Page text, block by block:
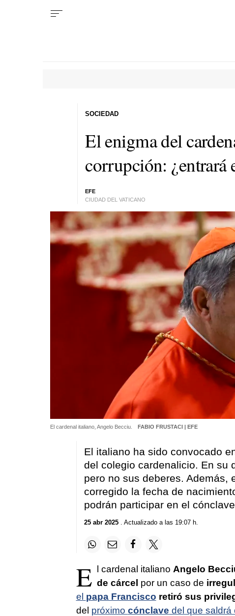
El enigma del
corrupción: ¿entrará
EFE
CIUDAD DEL VATICANO
SOCIEDAD
El cardenal italiano, Angelo Becciu. FABIO FRUSTACI | EFE
El italiano ha sido convocado
del colegio cardenalicio. En su
pero no sus deberes. Además,
corregido la fecha de
podrán participar en el cónclave
25 abr 2025. Actualizado a las 19:07 h.
E l cardenal italiano Angelo
de cárcel por un caso de
el papa Francisco retiró sus
del próximo cónclave del que saldrá